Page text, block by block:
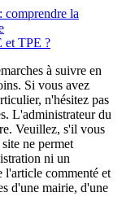
la
et TPE ?
à suivre en
Si vous avez
n'hésitez pas
L'administrateur du
Veuillez, s'il vous
ne permet
ni un
l'article commenté et
d'une mairie, d'une